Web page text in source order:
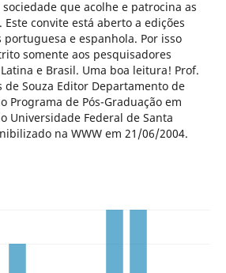
que acolhe e patrocina as
Este convite está aberto a edições
e espanhola. Por isso
somente aos pesquisadores
e Brasil. Uma boa leitura! Prof.
de Souza Editor Departamento de
Programa de Pós-Graduação em
Universidade Federal de Santa
na WWW em 21/06/2004.